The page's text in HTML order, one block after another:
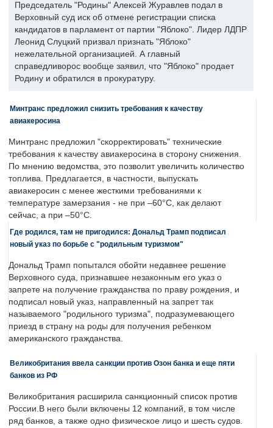
Председатель "Родины" Алексей Журавлев подал в
Верховный суд иск об отмене регистрации списка
кандидатов в парламент от партии "Яблоко". Лидер ЛДПР
Леонид Слуцкий призвал признать "Яблоко"
нежелательной организацией. А главный
справедливорос вообще заявил, что "Яблоко" продает
Родину и обратился в прокуратуру.
Минтранс предложил снизить требования к качеству
авиакеросина
Минтранс предложил "скорректировать" технические
требования к качеству авиакеросина в сторону снижения.
По мнению ведомства, это позволит увеличить количество
топлива. Предлагается, в частности, выпускать
авиакеросин с менее жесткими требованиями к
температуре замерзания - не при –60°C, как делают
сейчас, а при –50°C.
Где родился, там не пригодился: Дональд Трамп подписал
новый указ по борьбе с "родильным туризмом"
Дональд Трамп попытался обойти недавнее решение
Верховного суда, признавшее незаконным его указ о
запрете на получение гражданства по праву рождения, и
подписал новый указ, направленный на запрет так
называемого "родильного туризма", подразумевающего
приезд в страну на роды для получения ребенком
американского гражданства.
Великобритания ввела санкции против Озон банка и еще пяти
банков из РФ
Великобритания расширила санкционный список против
России.В него были включены 12 компаний, в том числе
ряд банков, а также одно физическое лицо и шесть судов.